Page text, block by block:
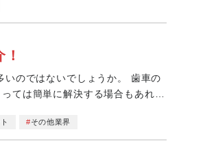
はないでしょうか。 歯車の
ては簡単に解決する場合もあれ
その他業界